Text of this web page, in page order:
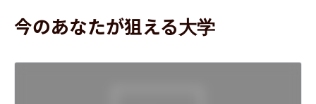
今のあなたが狙える大学